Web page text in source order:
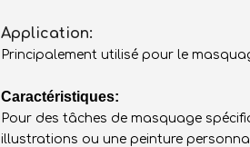
Application:
Principalement utilisé pour le
Caractéristiques:
Pour des tâches de masquage
illustrations ou une peinture